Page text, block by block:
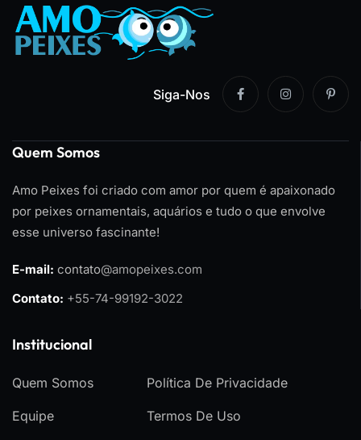
Siga-Nos
Quem Somos
Amo Peixes foi criado com amor por quem é apaixonado
por peixes ornamentais, aquários e tudo o que envolve
esse universo fascinante!
E-mail: contato@amopeixes.com
Contato: +55-74-99192-3022
Institucional
Quem Somos
Equipe
Política De Privacidade
Termos De Uso